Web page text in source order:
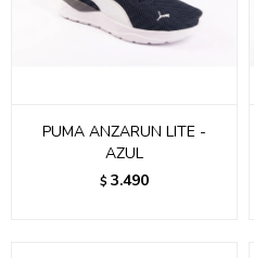
PUMA ANZARUN LITE -
AZUL
$ 3.490